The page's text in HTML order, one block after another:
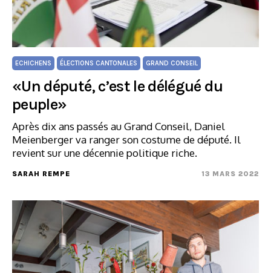
ECHICHENS ÉLECTIONS CANTONALES GRAND CONSEIL
«Un député, c’est le délégué du
peuple»
Après dix ans passés au Grand Conseil, Daniel
Meienberger va ranger son costume de député. Il
revient sur une décennie politique riche.
SARAH REMPE 13 MARS 2022